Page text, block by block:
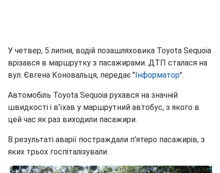
У четвер, 5 липня, водій позашляховика Toyota Sequoia
врізався в маршрутку з пасажирами. ДТП сталася на
вул. Євгена Коновальця, передає "Інформатор".
Автомобіль Toyota Sequoia рухався на значній
швидкості і в'їхав у маршрутний автобус, з якого в
цей час як раз виходили пасажири.
В результаті аварії постраждали п'ятеро пасажирів, з
яких трьох госпіталізували.